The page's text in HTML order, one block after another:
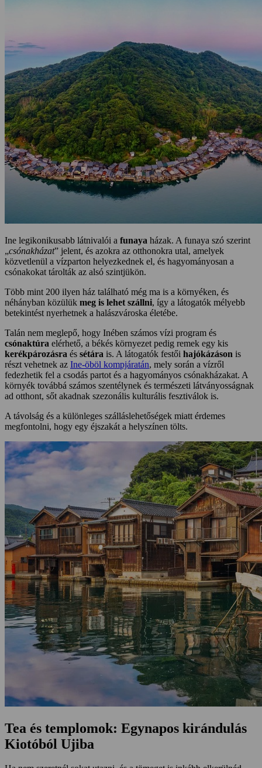
Ine legikonikusabb látnivalói a funaya házak. A funaya szó szerint
„csónakházat” jelent, és azokra az otthonokra utal, amelyek
közvetlenül a vízparton helyezkednek el, és hagyományosan a
csónakokat tárolták az alsó szintjükön.
Több mint 200 ilyen ház található még ma is a környéken, és
néhányban közülük meg is lehet szállni, így a látogatók mélyebb
betekintést nyerhetnek a halászvároska életébe.
Talán nem meglepő, hogy Inében számos vízi program és
csónaktúra elérhető, a békés környezet pedig remek egy kis
kerékpározásra és sétára is. A látogatók festői hajókázáson is
részt vehetnek az Ine-öböl kompjáratán, mely során a vízről
fedezhetik fel a csodás partot és a hagyományos csónakházakat. A
környék továbbá számos szentélynek és természeti látványosságnak
ad otthont, sőt akadnak szezonális kulturális fesztiválok is.
A távolság és a különleges szálláslehetőségek miatt érdemes
megfontolni, hogy egy éjszakát a helyszínen tölts.
Tea és templomok: Egynapos kirándulás
Kiotóból Ujiba